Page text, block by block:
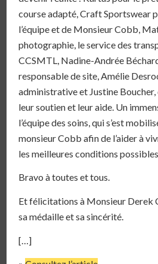
course adapté, Craft Sportswear
l’équipe et de Monsieur Cobb,
photographie, le service des
CCSMTL, Nadine-Andrée
responsable de site, Amélie
administrative et Justine
leur soutien et leur aide. Un
l’équipe des soins, qui s’est
monsieur Cobb afin de l’aider à
les meilleures conditions
Bravo à toutes et tous.
Et félicitations à Monsieur Derek
sa médaille et sa sincérité.
[…]